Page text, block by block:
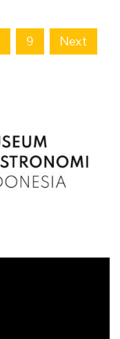
9 Next